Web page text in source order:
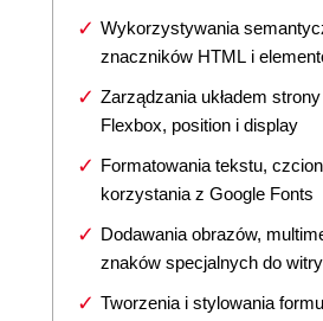
Wykorzystywania
znaczników HTML i
Zarządzania układem
Flexbox, position i display
Formatowania tekstu,
korzystania z Google Fonts
Dodawania obrazów,
znaków specjalnych do
Tworzenia i stylowania